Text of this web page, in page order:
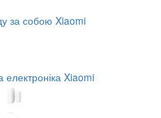
за собою Xiaomi
Xiaomi